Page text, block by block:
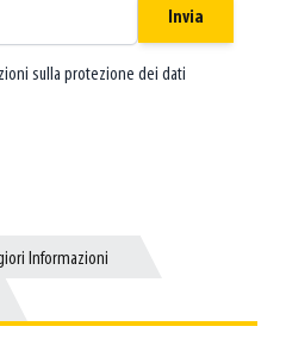
Invia
sulla protezione dei dati
Informazioni
Informazioni